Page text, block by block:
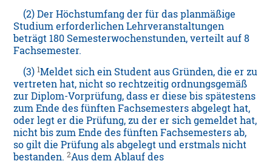
(2) Der Höchstumfang der für das planmäßige
Studium erforderlichen Lehrveranstaltungen
beträgt 180 Semesterwochenstunden, verteilt auf 8
Fachsemester.
(3)1Meldet sich ein Student aus Gründen, die er zu
vertreten hat, nicht so rechtzeitig ordnungsgemäß
zur Diplom-Vorprüfung, dass er diese bis spätestens
zum Ende des fünften Fachsemesters abgelegt hat,
oder legt er die Prüfung, zu der er sich gemeldet hat,
nicht bis zum Ende des fünften Fachsemesters ab,
so gilt die Prüfung als abgelegt und erstmals nicht
bestanden.2Aus dem Ablauf des